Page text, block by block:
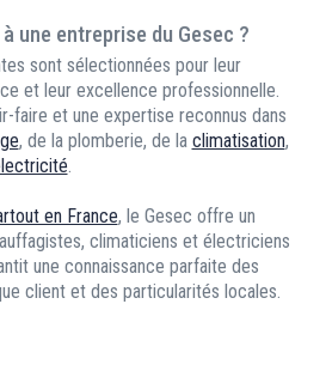
une entreprise du Gesec ?
sont sélectionnées pour leur
et leur excellence professionnelle.
faire et une expertise reconnus dans
, de la plomberie, de la climatisation,
.
en France, le Gesec offre un
climaticiens et électriciens
une connaissance parfaite des
client et des particularités locales.